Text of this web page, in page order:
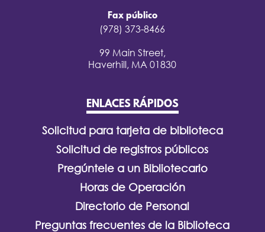
Fax público
(978) 373-8466
99 Main Street,
Haverhill, MA 01830
ENLACES RÁPIDOS
Solicitud para tarjeta de biblioteca
Solicitud de registros públicos
Pregúntele a un Bibliotecario
Horas de Operación
Directorio de Personal
Preguntas frecuentes de la Biblioteca